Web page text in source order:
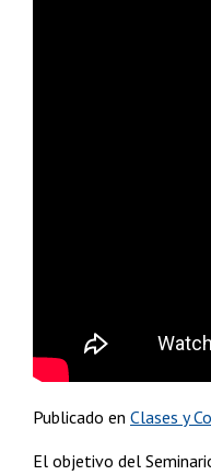
Publicado en Clases y
El objetivo del